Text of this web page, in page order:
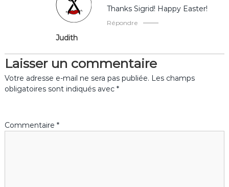
Judith
Thanks Sigrid! Happy Easter!
Répondre
Laisser un commentaire
Votre adresse e-mail ne sera pas publiée. Les champs
obligatoires sont indiqués avec *
Commentaire *